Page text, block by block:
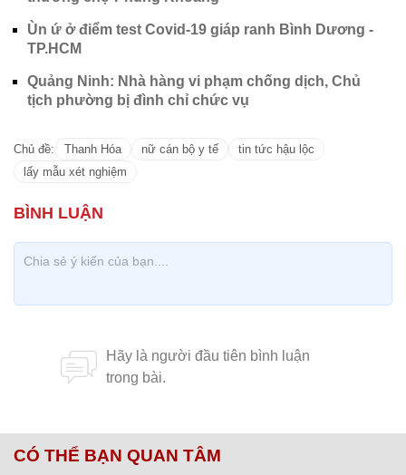
Ùn ứ ở điểm test Covid-19 giáp ranh Bình Dương -
TP.HCM
Quảng Ninh: Nhà hàng vi phạm chống dịch, Chủ
tịch phường bị đình chỉ chức vụ
Chủ đề: Thanh Hóa nữ cán bộ y tế
tin tức hậu lộc
lấy mẫu xét nghiệm
CÓ THỂ BẠN QUAN TÂM